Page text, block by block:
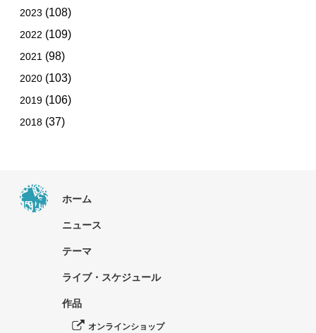
2023 (108)
2022 (109)
2021 (98)
2020 (103)
2019 (106)
2018 (37)
ホーム
ニュース
テーマ
ライブ・スケジュール
作品
オンラインショップ